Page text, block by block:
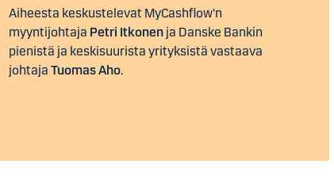
Aiheesta keskustelevat MyCashflow'n
myyntijohtaja Petri Itkonen ja Danske Bankin
pienistä ja keskisuurista yrityksistä vastaava
johtaja Tuomas Aho.